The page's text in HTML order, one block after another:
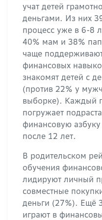
учат детей
деньгами. Из них
процесс уже в 6-8
40% мам и 38%
чаще
финансовых
знакомят детей с
(против 22% у
выборке). Каждый
погружает
финансовую
после 12 лет.
В родительском
обучения
лидируют личный
совместные
деньги (27%). Ещё
играют в